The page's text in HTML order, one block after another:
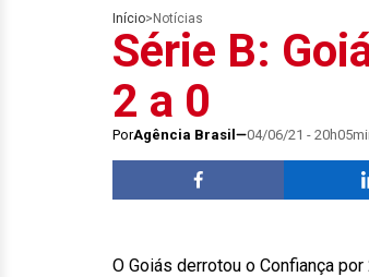
Início> Notícias
Série B:
2 a 0
PorAgência Brasil 04/06/21 -
O Goiás derrotou o Confiança